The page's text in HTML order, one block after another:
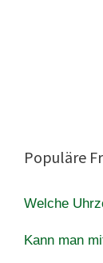
Populäre
Welche
Kann man